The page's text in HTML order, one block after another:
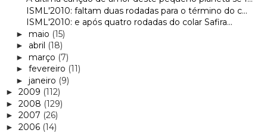
ISML'2010: faltam duas rodadas para o término do c...
ISML'2010: e após quatro rodadas do colar Safira...
► maio (15)
► abril (18)
► março (7)
► fevereiro (11)
► janeiro (9)
► 2009 (112)
► 2008 (129)
► 2007 (26)
► 2006 (14)